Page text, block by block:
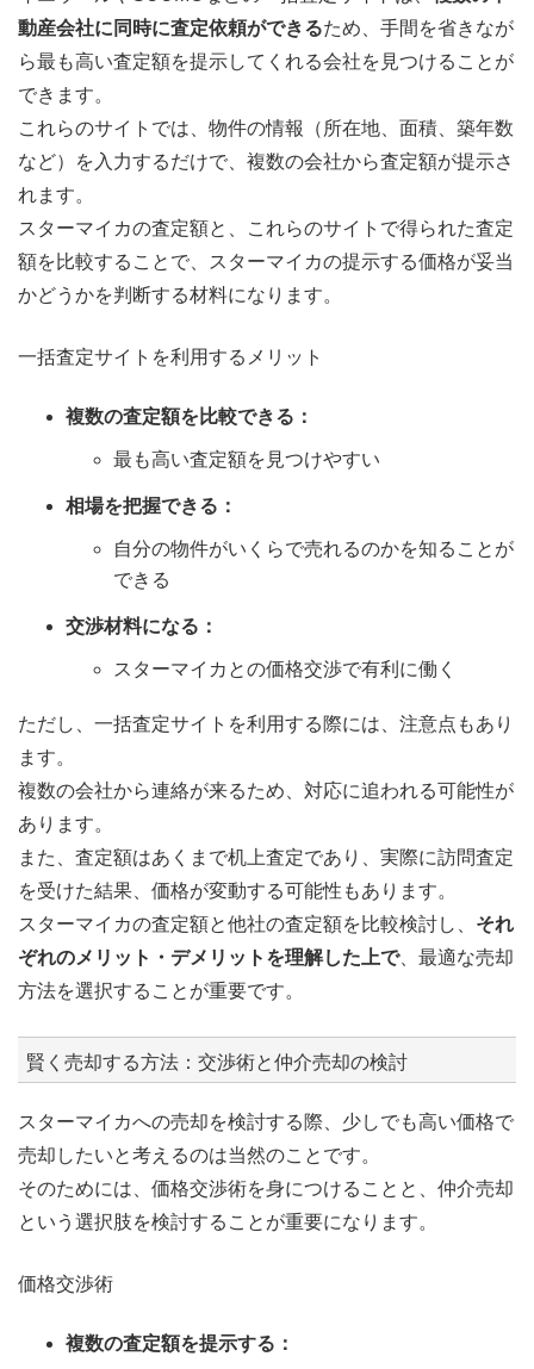
動産会社に同時に査定依頼ができるため、手間を省きなが
ら最も高い査定額を提示してくれる会社を見つけることが
できます。
これらのサイトでは、物件の情報（所在地、面積、築年数
など）を入力するだけで、複数の会社から査定額が提示さ
れます。
スターマイカの査定額と、これらのサイトで得られた査定
額を比較することで、スターマイカの提示する価格が妥当
かどうかを判断する材料になります。
一括査定サイトを利用するメリット
複数の査定額を比較できる：
最も高い査定額を見つけやすい
相場を把握できる：
自分の物件がいくらで売れるのかを知ることが
できる
交渉材料になる：
スターマイカとの価格交渉で有利に働く
ただし、一括査定サイトを利用する際には、注意点もあり
ます。
複数の会社から連絡が来るため、対応に追われる可能性が
あります。
また、査定額はあくまで机上査定であり、実際に訪問査定
を受けた結果、価格が変動する可能性もあります。
スターマイカの査定額と他社の査定額を比較検討し、 それ
ぞれのメリット・デメリットを理解した上で、最適な売却
方法を選択することが重要です。
賢く売却する方法：交渉術と仲介売却の検討
スターマイカへの売却を検討する際、少しでも高い価格で
売却したいと考えるのは当然のことです。
そのためには、価格交渉術を身につけることと、仲介売却
という選択肢を検討することが重要になります。
価格交渉術
複数の査定額を提示する：